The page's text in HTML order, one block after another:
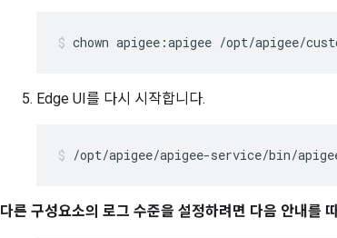
chown apigee:apigee /opt/apigee/
Edge UI를 다시 시작합니다.
/opt/apigee/apigee-service/bin/
다른 구성요소의 로그 수준을 설정하려면 다음 안내를